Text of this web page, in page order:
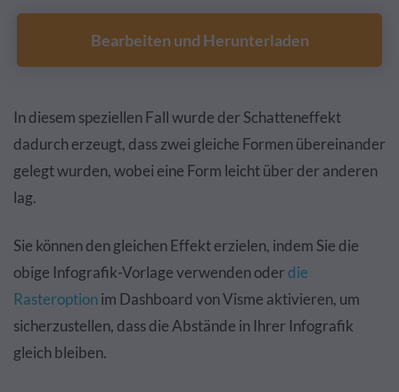
Bearbeiten und Herunterladen
In diesem speziellen Fall wurde der Schatteneffekt
dadurch erzeugt, dass zwei gleiche Formen übereinander
gelegt wurden, wobei eine Form leicht über der anderen
lag.
Sie können den gleichen Effekt erzielen, indem Sie die
obige Infografik-Vorlage verwenden oderdie
Rasteroptionim Dashboard von Visme aktivieren, um
sicherzustellen, dass die Abstände in Ihrer Infografik
gleich bleiben.